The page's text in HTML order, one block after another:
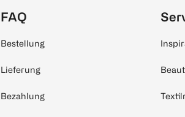
FAQ
Bestellung
Lieferung
Bezahlung